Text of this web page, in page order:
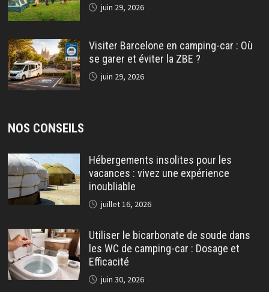
juin 29, 2026
Visiter Barcelone en camping-car : Où
se garer et éviter la ZBE ?
juin 29, 2026
NOS CONSEILS
Hébergements insolites pour les
vacances : vivez une expérience
inoubliable
juillet 16, 2026
Utiliser le bicarbonate de soude dans
les WC de camping-car : Dosage et
Efficacité
juin 30, 2026